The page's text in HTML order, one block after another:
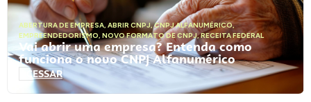
ABERTURA DE EMPRESA, ABRIR CNPJ,CNPJ ALFANUMÉRICO,
EMPREENDEDORISMO, NOVO FORMATO DE CNPJ,RECEITA FEDERAL
Vai abrir uma empresa? Entenda como
funciona o novo CNPJ Alfanumérico
ACESSAR